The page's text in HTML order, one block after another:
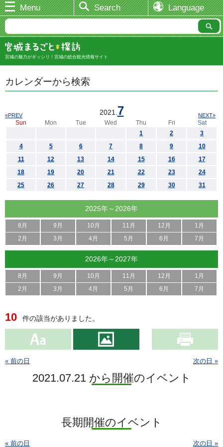
Menu Search Language
宮城の魅力がギッシリ！宮城の総合観光情報サイト
カレンダーから検索
2021. 7
«PREV NEXT»
Sun Mon Tue Wed Thu Fri
Sat
1
2
3
4
5 6 7 8 9
10
11
12 13 14 15 16
17
18
19 20 21 22 23
24
25
26 27 28 29 30 31
2025年～2026年
8月 9月 10月 11月 12月
1月
2月
3月 4月 5月 6月 7月
2026年～2027年
8月 9月 10月 11月 12月
1月
2月
3月 4月 5月 6月 7月
10 件の該当がありました。
« 前の日 次の日 »
2021.07.21 から開催のイベント
長期開催のイベント
« 前の日 次の日 »